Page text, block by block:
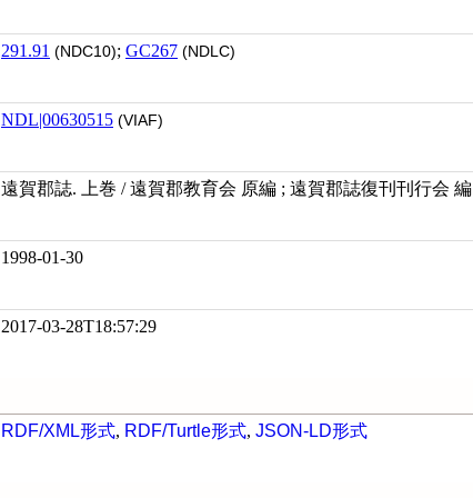
291.91 (NDC10); GC267 (NDLC)
NDL|00630515 (VIAF)
遠賀郡誌. 上巻 / 遠賀郡教育会 原編 ; 遠賀郡誌復刊刊行会 編
1998-01-30
2017-03-28T18:57:29
RDF/XML形式, RDF/Turtle形式, JSON-LD形式